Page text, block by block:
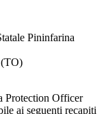
Pininfarina
Protection Officer
ai seguenti recapiti